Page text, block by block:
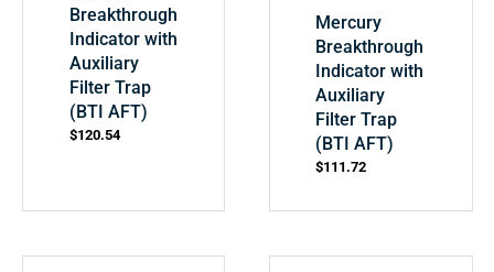
Breakthrough
Indicator with
Auxiliary
Filter Trap
(BTI AFT)
$120.54
Mercury
Breakthrough
Indicator with
Auxiliary
Filter Trap
(BTI AFT)
$111.72